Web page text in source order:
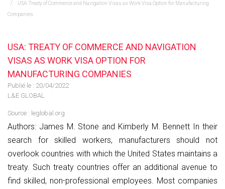
USA: Treaty of Commerce and Navigation Visas as Work Visa Option for Manufacturing
Companies
USA: TREATY OF COMMERCE AND NAVIGATION
VISAS AS WORK VISA OPTION FOR
MANUFACTURING COMPANIES
Publié le : 20/04/2022
L&E GLOBAL
Source : leglobal.org
Authors: James M. Stone and Kimberly M. Bennett In their
search for skilled workers, manufacturers should not
overlook countries with which the United States maintains a
treaty. Such treaty countries offer an additional avenue to
find skilled, non-professional employees. Most companies